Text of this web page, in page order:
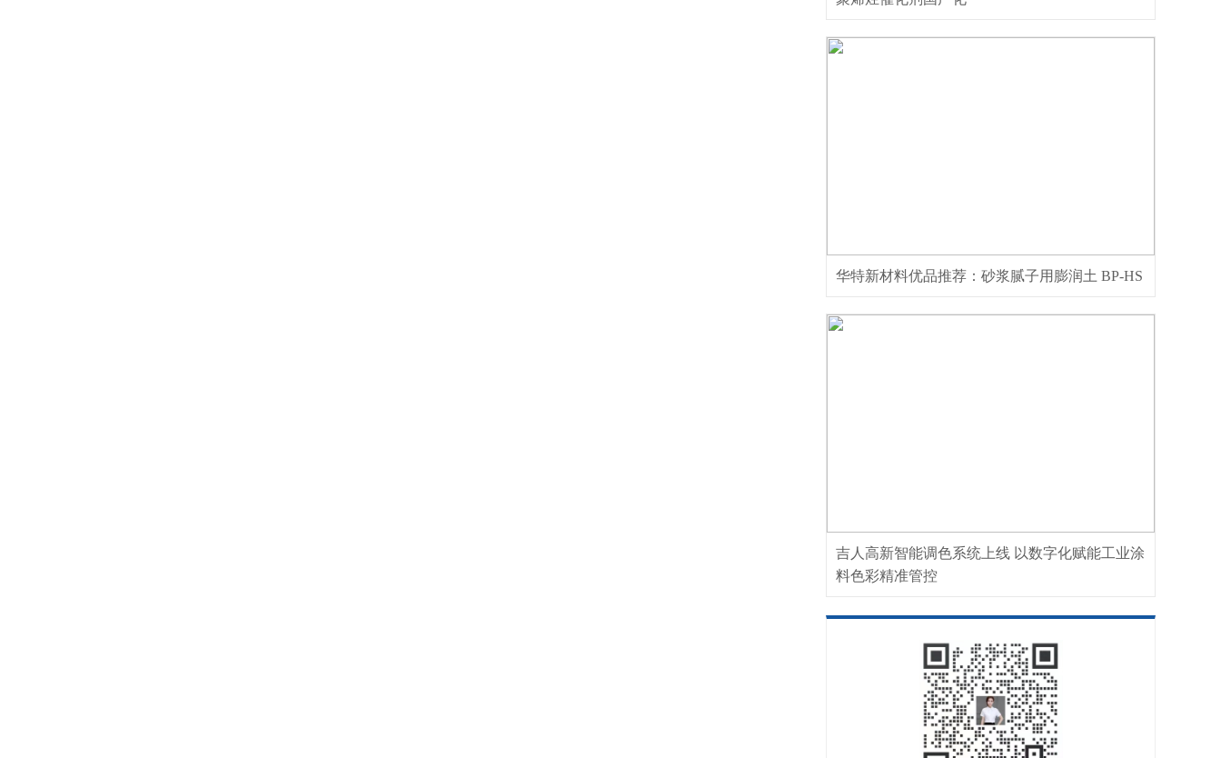
华特新材料优品推荐：砂浆腻子用膨润土 BP-HS
吉人高新智能调色系统上线 以数字化赋能工业涂
料色彩精准管控